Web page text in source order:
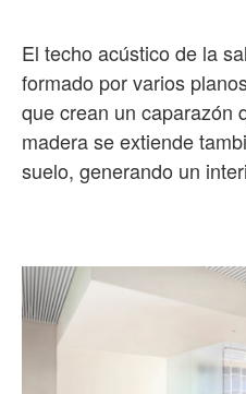
El techo acústico de la
formado por varios
que crean un caparazón
madera se extiende
suelo, generando un